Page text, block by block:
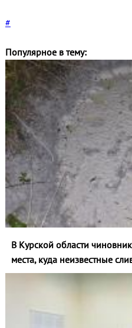
#
Популярное в тему:
В Курской области
места, куда неизвестные